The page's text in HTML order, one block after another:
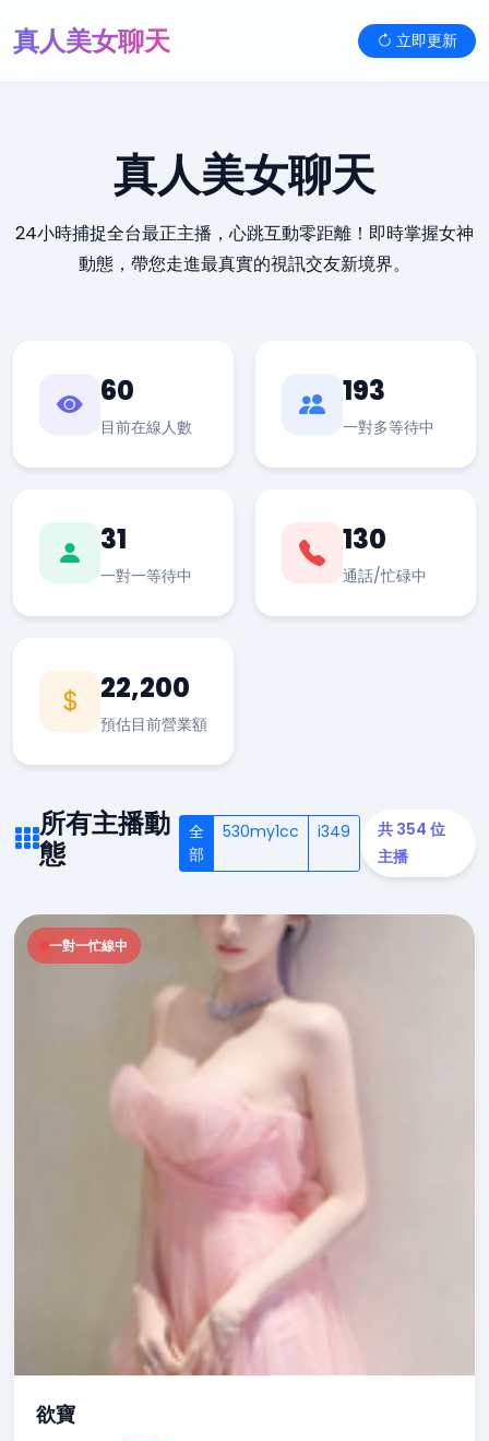
真人美女聊天 立即更新
真人美女聊天
24小時捕捉全台最正主播，心跳互動零距離！即時掌握女神
動態，帶您走進最真實的視訊交友新境界。
60
目前在線人數
193
一對多等待中
31
一對一等待中
130
通話/忙碌中
22,200
預估目前營業額
所有主播動
態
全
部
530my1cc i349
共 354 位
主播
一對一忙線中
欲寶